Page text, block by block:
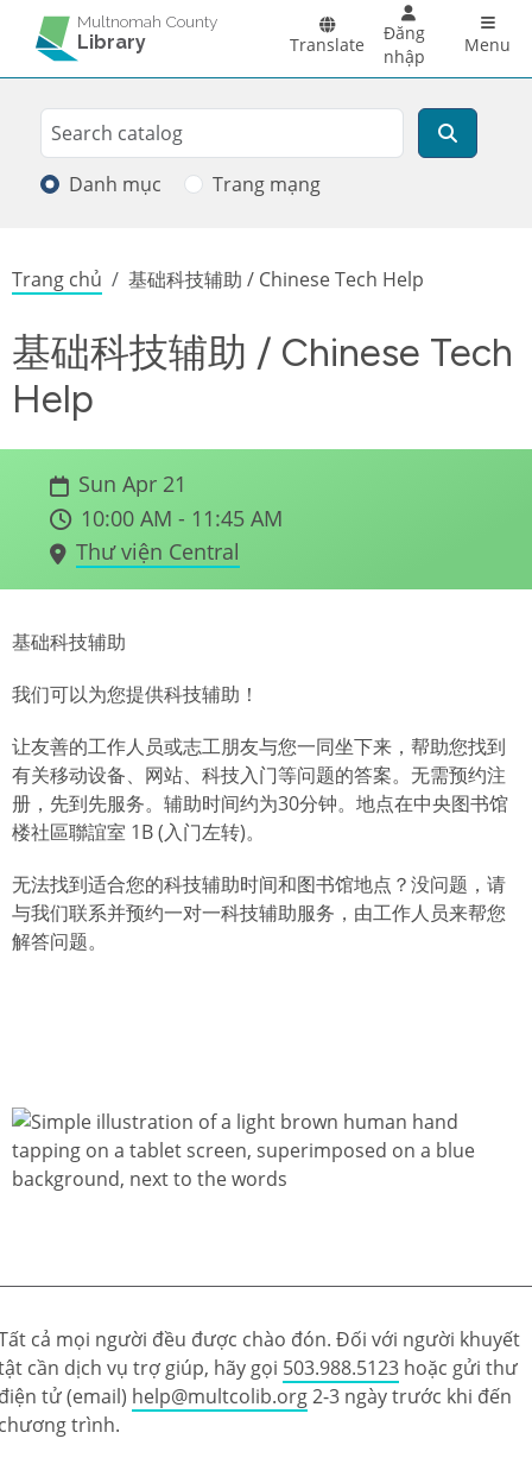
Skip to main content
Multnomah County
Library Translate
Đăng
nhập
Menu
Search
Tìm kiếm
Danh mục Trang mạng
Breadcrumb
Trang chủ 基础科技辅助 / Chinese Tech Help
基础科技辅助 / Chinese Tech
Help
Sun Apr 21
10:00 AM - 11:45 AM
Thư viện Central
基础科技辅助
我们可以为您提供科技辅助！
让友善的工作人员或志工朋友与您一同坐下来，帮助您找到
有关移动设备、网站、科技入门等问题的答案。无需预约注
册，先到先服务。辅助时间约为30分钟。地点在中央图书馆
楼社區聯誼室 1B (入门左转)。
无法找到适合您的科技辅助时间和图书馆地点？没问题，请
与我们联系并预约一对一科技辅助服务，由工作人员来帮您
解答问题。
cả mọi người đều được chào đón. Đối với người khuyết
cần dịch vụ trợ giúp, hãy gọi 503.988.5123 hoặc gửi thư
tử (email) help@multcolib.org2-3 ngày trước khi đến
trình.